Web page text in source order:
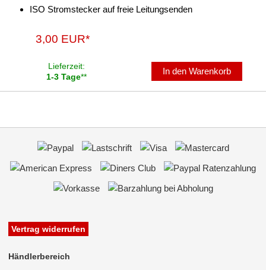
ISO Stromstecker auf freie Leitungsenden
3,00 EUR*
Lieferzeit:
1-3 Tage**
In den Warenkorb
Vertrag widerrufen
Händlerbereich